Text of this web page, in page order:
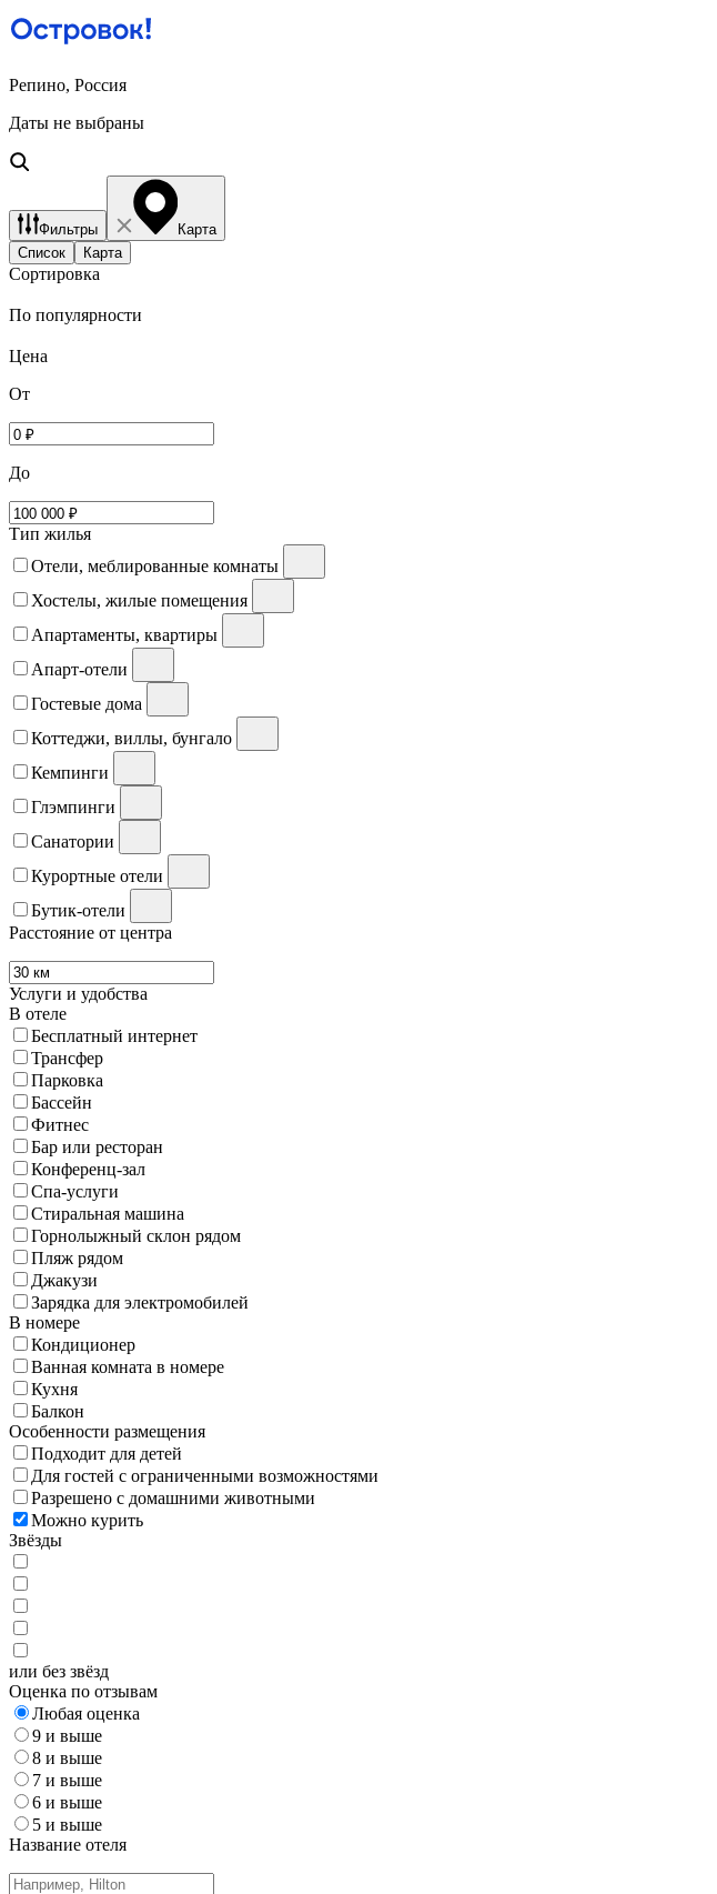
Репино, Россия
Даты не выбраны
Фильтры
Карта
Список
Карта
Сортировка
По популярности
Цена
От
До
Тип жилья
Отели, меблированные комнаты
Хостелы, жилые помещения
Апартаменты, квартиры
Апарт-отели
Гостевые дома
Коттеджи, виллы, бунгало
Кемпинги
Глэмпинги
Санатории
Курортные отели
Бутик-отели
Расстояние от центра
Услуги и удобства
В отеле
Бесплатный интернет
Трансфер
Парковка
Бассейн
Фитнес
Бар или ресторан
Конференц-зал
Спа-услуги
Стиральная машина
Горнолыжный склон рядом
Пляж рядом
Джакузи
Зарядка для электромобилей
В номере
Кондиционер
Ванная комната в номере
Кухня
Балкон
Особенности размещения
Подходит для детей
Для гостей с ограниченными возможностями
Разрешено с домашними животными
Можно курить
Звёзды
или без звёзд
Оценка по отзывам
Любая оценка
9 и выше
8 и выше
7 и выше
6 и выше
5 и выше
Название отеля